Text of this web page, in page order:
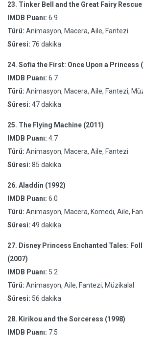
23. Tinker Bell and the Great Fairy Rescue
IMDB Puanı: 6.9
Türü: Animasyon, Macera, Aile, Fantezi
Süresi: 76 dakika
24. Sofia the First: Once Upon a Princess
IMDB Puanı: 6.7
Türü: Animasyon, Macera, Aile, Fantezi,
Süresi: 47 dakika
25. The Flying Machine (2011)
IMDB Puanı: 4.7
Türü: Animasyon, Macera, Aile, Fantezi
Süresi: 85 dakika
26. Aladdin (1992)
IMDB Puanı: 6.0
Türü: Animasyon, Macera, Komedi, Aile,
Süresi: 49 dakika
27. Disney Princess Enchanted Tales:
(2007)
IMDB Puanı: 5.2
Türü: Animasyon, Aile, Fantezi, Müzikalal
Süresi: 56 dakika
28. Kirikou and the Sorceress (1998)
IMDB Puanı: 7.5